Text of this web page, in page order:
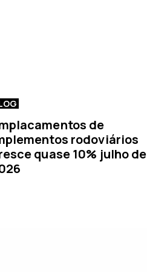
de
rodoviários
quase 10% julho de